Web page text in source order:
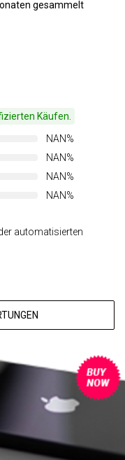
gesammelt
Käufen.
NAN%
NAN%
NAN%
NAN%
automatisierten